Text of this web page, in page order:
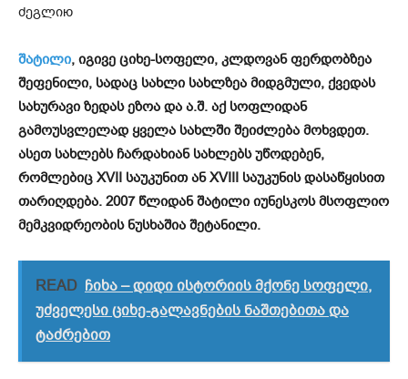
ძეგლიю
შატილი, იგივე ციხე-სოფელი, კლდოვან ფერდობზეა
შეფენილი, სადაც სახლი სახლზეა მიდგმული, ქვედას
სახურავი ზედას ეზოა და ა.შ. აქ სოფლიდან
გამოუსვლელად ყველა სახლში შეიძლება მოხვდეთ.
ასეთ სახლებს ჩარდახიან სახლებს უწოდებენ,
რომლებიც XVII საუკუნით ან XVIII საუკუნის დასაწყისით
თარიღდება. 2007 წლიდან შატილი იუნესკოს მსოფლიო
მემკვიდრეობის ნუსხაშია შეტანილი.
READ ჩიხა – დიდი ისტორიის მქონე სოფელი,
უძველესი ციხე-გალავნების ნაშთებითა და
ტაძრებით